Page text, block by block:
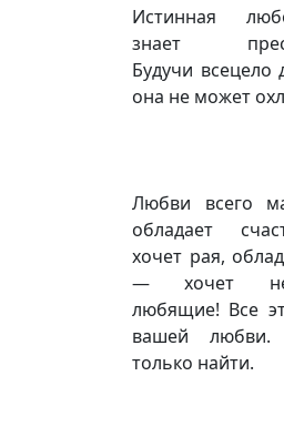
Истинная
знает
Будучи всецело
она не может
Любви всего
обладает
хочет рая,
— хочет
любящие! Все
вашей любви.
только найти.